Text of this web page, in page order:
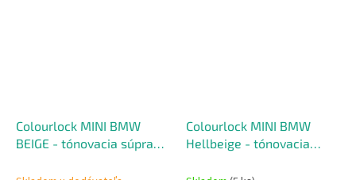
Colourlock MINI BMW
BEIGE - tónovacia súprava
Colourlock MINI BMW
Hellbeige - tónovacia